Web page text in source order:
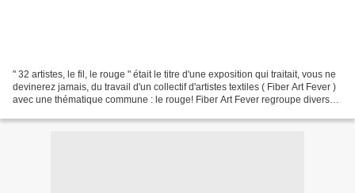
" 32 artistes, le fil, le rouge " était le titre d'une exposition qui traitait, vous ne
devinerez jamais, du travail d'un collectif d'artistes textiles ( Fiber Art Fever )
avec une thématique commune : le rouge! Fiber Art Fever regroupe divers